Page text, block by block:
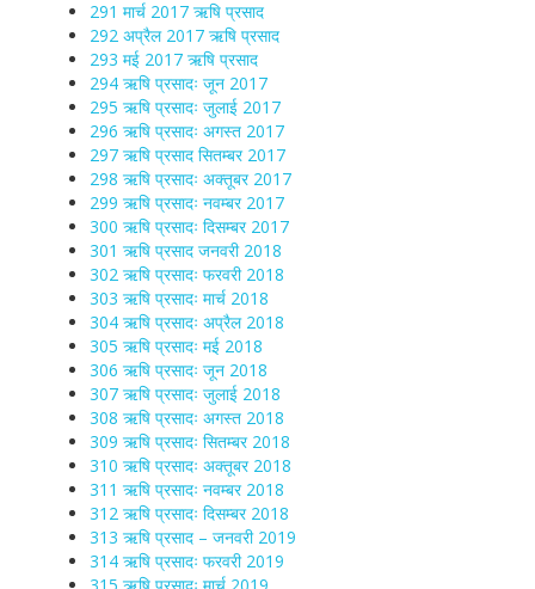
291 मार्च 2017 ऋषि प्रसाद
292 अप्रैल 2017 ऋषि प्रसाद
293 मई 2017 ऋषि प्रसाद
294 ऋषि प्रसादः जून 2017
295 ऋषि प्रसादः जुलाई 2017
296 ऋषि प्रसादः अगस्त 2017
297 ऋषि प्रसाद सितम्बर 2017
298 ऋषि प्रसादः अक्तूबर 2017
299 ऋषि प्रसादः नवम्बर 2017
300 ऋषि प्रसादः दिसम्बर 2017
301 ऋषि प्रसाद जनवरी 2018
302 ऋषि प्रसादः फरवरी 2018
303 ऋषि प्रसादः मार्च 2018
304 ऋषि प्रसादः अप्रैल 2018
305 ऋषि प्रसादः मई 2018
306 ऋषि प्रसादः जून 2018
307 ऋषि प्रसादः जुलाई 2018
308 ऋषि प्रसादः अगस्त 2018
309 ऋषि प्रसादः सितम्बर 2018
310 ऋषि प्रसादः अक्तूबर 2018
311 ऋषि प्रसादः नवम्बर 2018
312 ऋषि प्रसादः दिसम्बर 2018
313 ऋषि प्रसाद – जनवरी 2019
314 ऋषि प्रसादः फरवरी 2019